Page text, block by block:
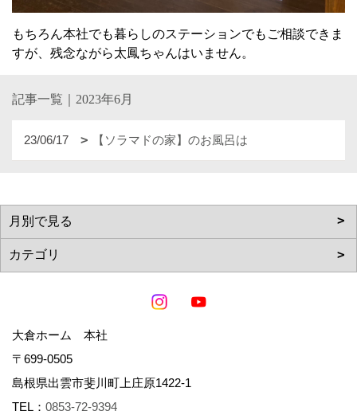
もちろん本社でも暮らしのステーションでもご相談できま
すが、残念ながら太鳳ちゃんはいません。
記事一覧｜2023年6月
23/06/17 【ソラマドの家】のお風呂は
大倉ホーム 本社
〒699-0505
島根県出雲市斐川町上庄原1422-1
TEL： 0853-72-9394